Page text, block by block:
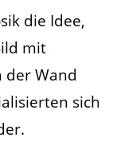
die Idee,
mit
der Wand
sich